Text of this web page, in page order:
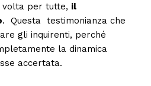
volta per tutte, il
. Questa testimonianza che
gli inquirenti, perché
la dinamica
accertata.